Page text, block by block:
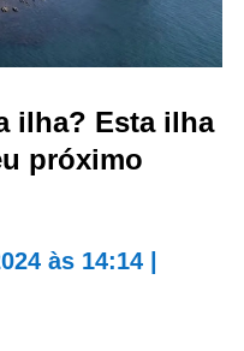
ilha? Esta ilha
próximo
às 14:14|